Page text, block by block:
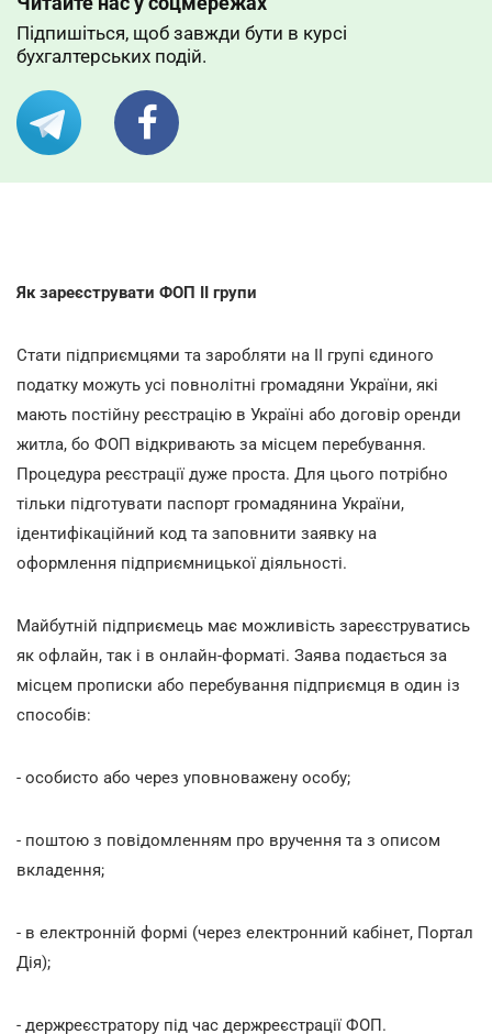
Підпишіться, щоб завжди бути в курсі
бухгалтерських подій.
Як зареєструвати ФОП ІІ групи
Стати підприємцями та заробляти на ІІ групі єдиного
податку можуть усі повнолітні громадяни України, які
мають постійну реєстрацію в Україні або договір оренди
житла, бо ФОП відкривають за місцем перебування.
Процедура реєстрації дуже проста. Для цього потрібно
тільки підготувати паспорт громадянина України,
ідентифікаційний код та заповнити заявку на
оформлення підприємницької діяльності.
Майбутній підприємець має можливість зареєструватись
як офлайн, так і в онлайн-форматі. Заява подається за
місцем прописки або перебування підприємця в один із
способів:
- особисто або через уповноважену особу;
- поштою з повідомленням про вручення та з описом
вкладення;
- в електронній формі (через електронний кабінет, Портал
Дія);
- держреєстратору під час держреєстрації ФОП.